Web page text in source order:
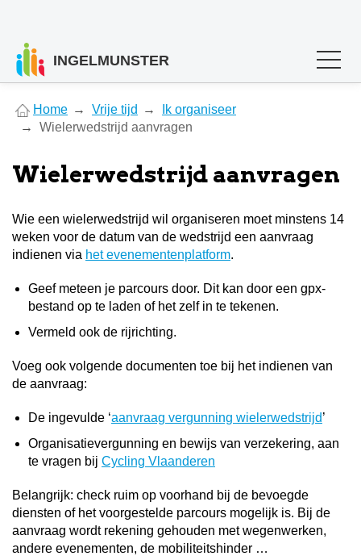
INGELMUNSTER
are
here
Home Vrije tijd
Ik organiseer
Wielerwedstrijd aanvragen
Wielerwedstrijd aanvragen
Wie een wielerwedstrijd wil organiseren moet minstens 14
weken voor de datum van de wedstrijd een aanvraag
indienen via het evenementenplatform.
Geef meteen je parcours door. Dit kan door een gpx-
bestand op te laden of het zelf in te tekenen.
Vermeld ook de rijrichting.
Voeg ook volgende documenten toe bij het indienen van
de aanvraag:
De ingevulde ‘aanvraag vergunning wielerwedstrijd’
Organisatievergunning en bewijs van verzekering, aan
te vragen bij Cycling Vlaanderen
Belangrijk: check ruim op voorhand bij de bevoegde
diensten of het voorgestelde parcours mogelijk is. Bij de
aanvraag wordt rekening gehouden met wegenwerken,
andere evenementen, de mobiliteitshinder …